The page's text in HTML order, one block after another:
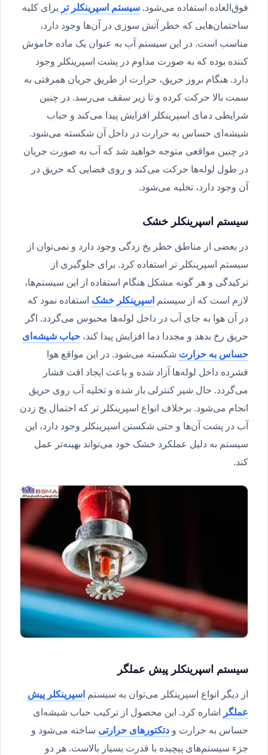
فوق‌العاده استفاده می‌شود. سیستم اسپرینکلر تر برای کلیه
ساختمان‌هایی که خطر آتش سوزی در آن‌ها وجود دارد،
مناسب است. در این سیستم آب به عنوان یک ماده خاموش
کننده بوده که به صورت مداوم در پشت اسپرینکلر وجود
دارد. هنگام بروز حریق، حرارت از طریق جریان همرفتی به
سمت بالا حرکت کرده و تا زیر سقف می‌رسد. در چنین
شرایطی دمای اسپرینکلر افزایش پیدا می‌کند و حباب
شیشه‌ای حساس به حرارت در داخل آن شکسته می‌شود.
در چنین مواقعی متوجه خواهید شد که آب به صورت جریان
در طول لوله‌ها حرکت می‌کند و روی فضایی که حریق در
آن وجود دارد، تخلیه می‌شود.
سیستم اسپرینکلر خشک
در بعضی از مناطق خطر یخ زدگی وجود دارد و نمی‌توان از
سیستم اسپرینکلر تر استفاده کرد. برای جلوگیری از
ترکیدگی و هر گونه مشکل هنگام استفاده از این سیستم‌ها،
لازم است که از سیستم اسپرینکلر خشکاستفاده نمود که
در آن هوا به جای آب در داخل لوله‌ها محبوس می‌گردد. اگر
حریق رخ بدهد و مجددا دما افزایش پیدا کند، حباب شیشه‌ای
حساس به حرارتشکسته می‌شود. در این مواقع هوا
فشرده داخل لوله‌ها آزاد شده و باعث ایجاد افت فشار
می‌گردد. حال شیر کنترلی باز شده و تخلیه آب روی حریق
انجام می‌شود. برخلاف انواع اسپرینکلر تر که احتمال یخ زدن
آب در پشت آن‌ها و حتی شکستن اسپرینکلر وجود دارد، این
سیستم به دلیل عملکرد خشک خود می‌تواند بهینه‌تر عمل
کند.
سیستم اسپرینکلر پیش عملگر
از دیگر انواع اسپرینکلر می‌توان به سیستم اسپرینکلر پیش
عملگر اشاره کرد. این محصول از ترکیب حباب شیشه‌ای
حساس به حرارت و دتکتورهای حرارتیساخته می‌شود و
جزء سیستم‌های پیچیده با قدرت بسیار بالاست. هر دو